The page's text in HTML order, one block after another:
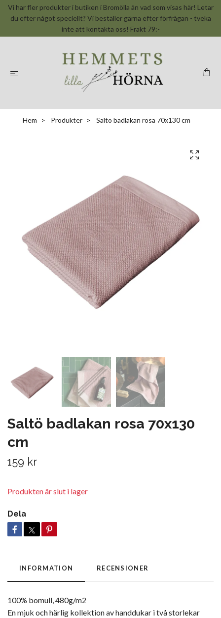
Vi har fler produkter i butiken i Bromölla än vad som visas här! Letar
du efter något speciellt? Vi beställer gärna efter förfrågan - tveka
inte att kontakta oss! Frakt 79:-
Hem Produkter Saltö badlakan rosa 70x130 cm
Saltö badlakan rosa 70x130
cm
159 kr
Produkten är slut i lager
Dela
INFORMATION RECENSIONER
100% bomull, 480g/m2
En mjuk och härlig kollektion av handdukar i två storlekar